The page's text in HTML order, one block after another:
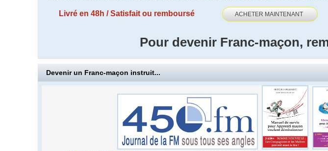
Livré en 48h / Satisfait ou remboursé ACHETER MAINTENANT
Pour devenir Franc-maçon,
Devenir un Franc-maçon instruit...